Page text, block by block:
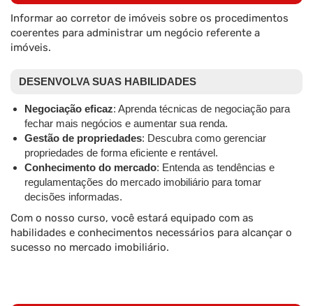
Informar ao corretor de imóveis sobre os procedimentos
coerentes para administrar um negócio referente a
imóveis.
DESENVOLVA SUAS HABILIDADES
Negociação eficaz: Aprenda técnicas de negociação para
fechar mais negócios e aumentar sua renda.
Gestão de propriedades: Descubra como gerenciar
propriedades de forma eficiente e rentável.
Conhecimento do mercado: Entenda as tendências e
regulamentações do mercado imobiliário para tomar
decisões informadas.
Com o nosso curso, você estará equipado com as
habilidades e conhecimentos necessários para alcançar o
sucesso no mercado imobiliário.